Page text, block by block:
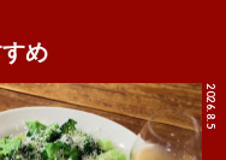
め
2026.8.5